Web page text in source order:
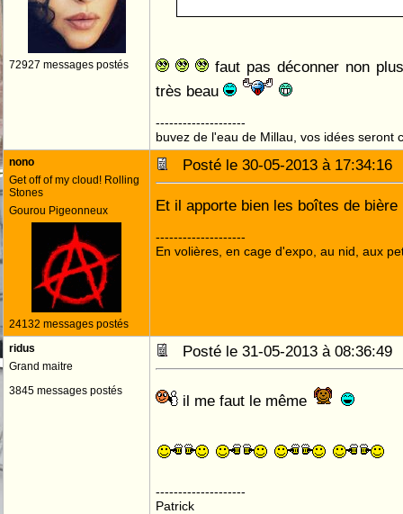
72927 messages postés
faut pas déconner non
très beau
--------------------
buvez de l'eau de Millau, vos idées seront
nono
Get off of my cloud! Rolling
Stones
Gourou Pigeonneux
24132 messages postés
Posté le 30-05-2013 à
Et il apporte bien les boîtes de
--------------------
En volières, en cage d'expo, au nid, aux
ridus
Grand maitre
3845 messages postés
Posté le 31-05-2013 à
il me faut le même
--------------------
Patrick